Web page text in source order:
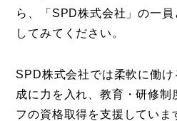
ら、「SPD株式会社」の一
してみてください。
SPD株式会社では柔軟に働
成に力を入れ、教育・研修制
フの資格取得を支援していま